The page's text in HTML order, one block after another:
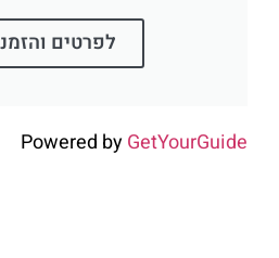
לפרטים
Powered byGetYourGuide